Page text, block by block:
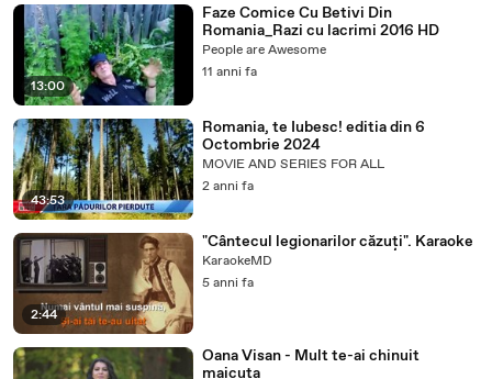
13:00
Faze Comice Cu Betivi Din
Romania_Razi cu lacrimi 2016 HD
People are Awesome
11 anni fa
43:53
Romania, te Iubesc! editia din 6
Octombrie 2024
MOVIE AND SERIES FOR ALL
2 anni fa
2:44
"Cântecul legionarilor căzuți". Karaoke
KaraokeMD
5 anni fa
Oana Visan - Mult te-ai chinuit
maicuta